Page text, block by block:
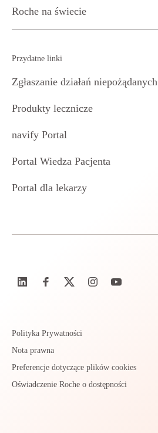
Roche na świecie
Przydatne linki
Zgłaszanie działań niepożądanych
Produkty lecznicze
navify Portal
Portal Wiedza Pacjenta
Portal dla lekarzy
Polityka Prywatności
Nota prawna
Preferencje dotyczące plików cookies
Oświadczenie Roche o dostępności